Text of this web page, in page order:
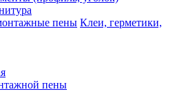
Клеи, герметики,
пены